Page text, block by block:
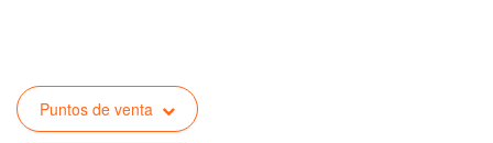
Puntos de venta